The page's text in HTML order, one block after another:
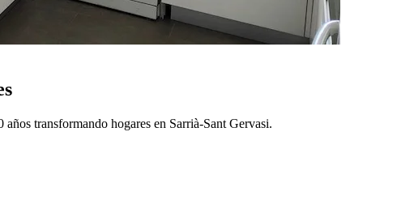
transformando hogares en Sarrià-Sant Gervasi.